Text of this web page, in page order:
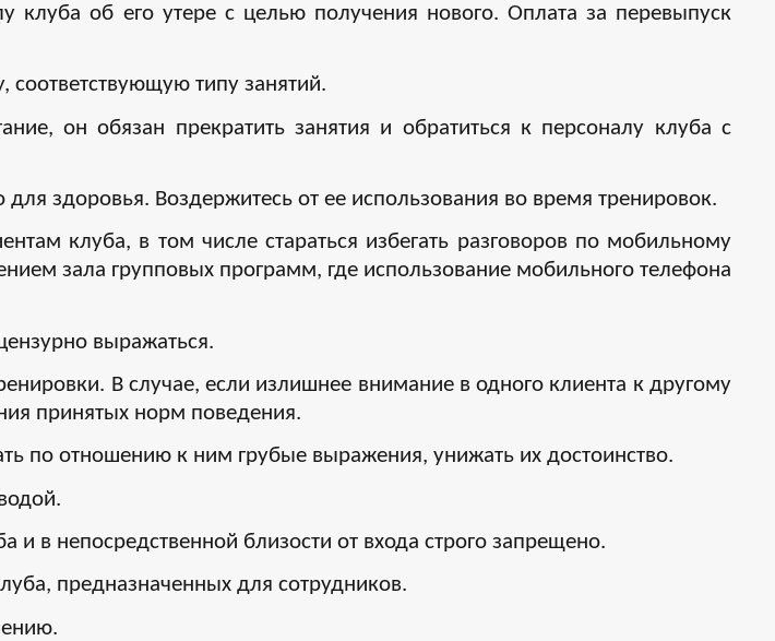
клуба об его утере с целью получения нового. Оплата за перевыпуск
типу занятий.
он обязан прекратить занятия и обратиться к персоналу клуба с
здоровья. Воздержитесь от ее использования во время тренировок.
клуба, в том числе стараться избегать разговоров по мобильному
зала групповых программ, где использование мобильного телефона
выражаться.
В случае, если излишнее внимание в одного клиента к другому
принятых норм поведения.
по отношению к ним грубые выражения, унижать их достоинство.
и в непосредственной близости от входа строго запрещено.
предназначенных для сотрудников.